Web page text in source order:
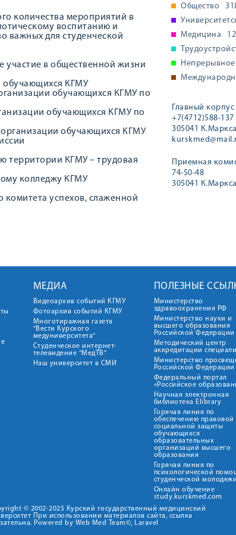
количества мероприятий в
воспитанию и
важных для студенческой
участие в общественной жизни
обучающихся КГМУ
обучающихся КГМУ по
обучающихся КГМУ по
обучающихся КГМУ
территории КГМУ – трудовая
колледжу КГМУ
успехов, слаженной
Общество
Медицина
Главный корпус
+7(4712)588-137
305041
Приемная
74-50-48
305041
МЕДИА
Видеоархив событий КГМУ
Фотоархив событий КГМУ
Многотиражная газета
"Вести Курского
медуниверситета"
Студенческое интернет-
телевидение "МедТВ"
Наш университет в СМИ
ПОЛЕЗНЫЕ
Министерство
здравоохранения РФ
Министерство науки и
высшего образования
Российской Федерации
Методический центр
аккредитации
Министерство
Российской Федерации
Федеральный портал
«Российское
Научная электронная
библиотека Elibrary
Горячая линия по
обеспечению правовой
социальной защиты
обучающихся
образовательных
организаций высшего
образования
Горячая линия по
психологической
студенческой молодежи
Онлайн обучение
study.kurskmed.com
© 2002-2025 Курский государственный медицинский
При использовании материалов сайта, ссылка
Powered by Web Med Team©, Laravel